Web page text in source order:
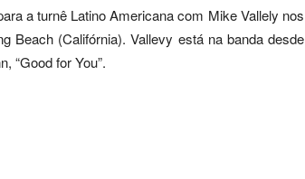
a turnê Latino Americana com Mike Vallely nos
Beach (Califórnia). Vallevy está na banda desde
“Good for You”.